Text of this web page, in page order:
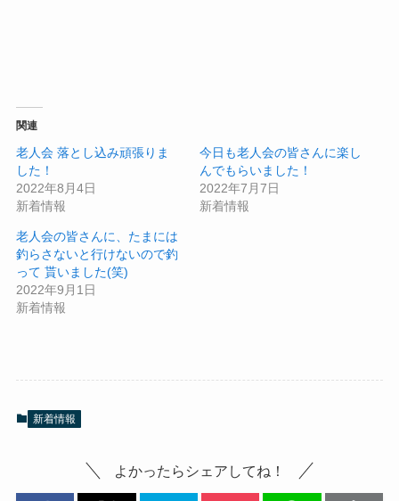
関連
老人会 落とし込み頑張りま
した！
2022年8月4日
新着情報
今日も老人会の皆さんに楽し
んでもらいました！
2022年7月7日
新着情報
老人会の皆さんに、たまには
釣らさないと行けないので釣
って 貰いました(笑)
2022年9月1日
新着情報
新着情報
よかったらシェアしてね！